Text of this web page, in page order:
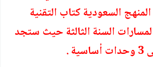
المنهج السعودية كتاب التقنية
3 نظام المسارات السنة الثالثة حيث ستجد
.